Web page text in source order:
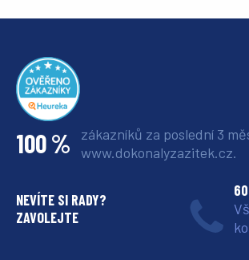
100 % zákazníků za poslední 3
www.dokonalyzazitek.cz.
NEVÍTE SI RADY?
ZAVOLEJTE